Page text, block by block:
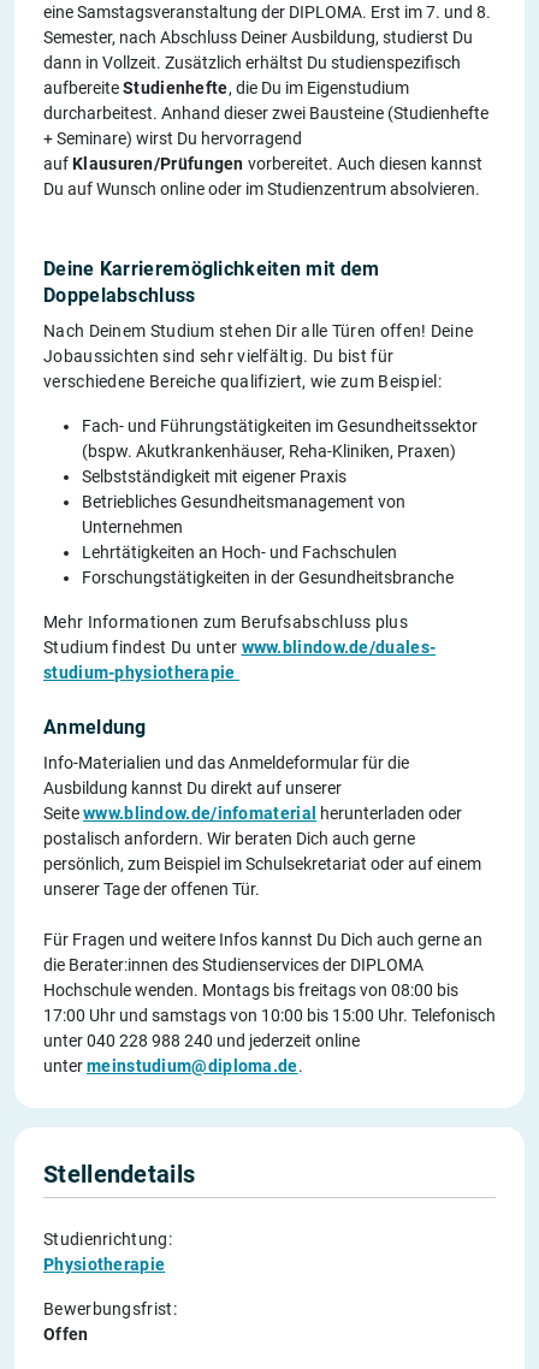
eine Samstagsveranstaltung der DIPLOMA. Erst im 7. und 8.
Semester, nach Abschluss Deiner Ausbildung, studierst Du
dann in Vollzeit. Zusätzlich erhältst Du studienspezifisch
aufbereiteStudienhefte, die Du im Eigenstudium
durcharbeitest. Anhand dieser zwei Bausteine (Studienhefte
+ Seminare) wirst Du hervorragend
aufKlausuren/Prüfungen vorbereitet. Auch diesen kannst
Du auf Wunsch online oder im Studienzentrum absolvieren.
Deine Karrieremöglichkeiten mit dem
Doppelabschluss
Nach Deinem Studium stehen Dir alle Türen offen! Deine
Jobaussichten sind sehr vielfältig. Du bist für
verschiedene Bereiche qualifiziert, wie zum Beispiel:
Fach- und Führungstätigkeiten im Gesundheitssektor
(bspw. Akutkrankenhäuser, Reha-Kliniken, Praxen)
Selbstständigkeit mit eigener Praxis
Betriebliches Gesundheitsmanagement von
Unternehmen
Lehrtätigkeiten an Hoch- und Fachschulen
Forschungstätigkeiten in der Gesundheitsbranche
Mehr Informationen zum Berufsabschluss plus
Studium findest Du unter www.blindow.de/duales-
studium-physiotherapie
Anmeldung
Info-Materialien und das Anmeldeformular für die
Ausbildung kannst Du direkt auf unserer
Seitewww.blindow.de/infomaterial herunterladen oder
postalisch anfordern. Wir beraten Dich auch gerne
persönlich, zum Beispiel im Schulsekretariat oder auf einem
unserer Tage der offenen Tür.
Für Fragen und weitere Infos kannst Du Dich auch gerne an
die Berater:innen des Studienservices der DIPLOMA
Hochschule wenden. Montags bis freitags von 08:00 bis
17:00 Uhr und samstags von 10:00 bis 15:00 Uhr. Telefonisch
unter 040 228 988 240 und jederzeit online
untermeinstudium@diploma.de.
Stellendetails
Studienrichtung:
Physiotherapie
Bewerbungsfrist:
Offen